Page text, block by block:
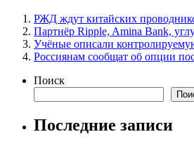
РЖД ждут китайских
Партнёр Ripple, Amina Bank,
Учёные описали
Россиянам сообщат об опции
Поиск
Последние записи